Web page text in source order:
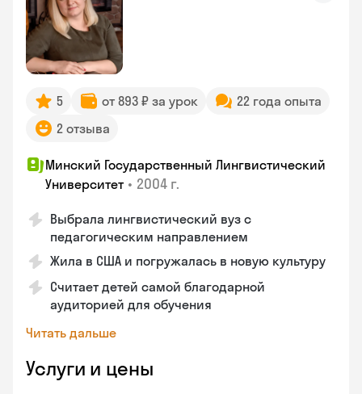
5 от 893 ₽ за урок
22 года опыта
2 отзыва
Минский Государственный Лингвистический
Университет • 2004 г.
Выбрала лингвистический вуз с
педагогическим направлением
Жила в США и погружалась в новую культуру
Считает детей самой благодарной
аудиторией для обучения
Читать дальше
Услуги и цены